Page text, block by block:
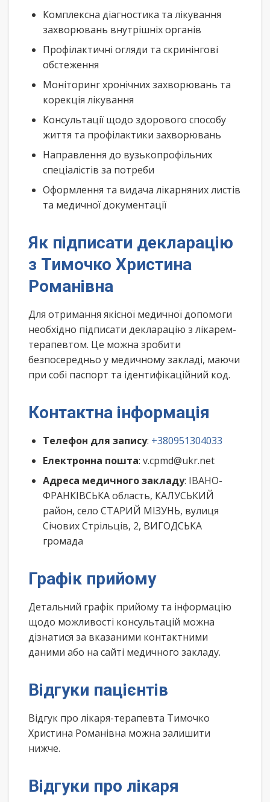
Комплексна діагностика та лікування
захворювань внутрішніх органів
Профілактичні огляди та скринінгові
обстеження
Моніторинг хронічних захворювань та
корекція лікування
Консультації щодо здорового способу
життя та профілактики захворювань
Направлення до вузькопрофільних
спеціалістів за потреби
Оформлення та видача лікарняних листів
та медичної документації
Як підписати декларацію
з Тимочко Христина
Романівна
Для отримання якісної медичної допомоги
необхідно підписати декларацію з лікарем-
терапевтом. Це можна зробити
безпосередньо у медичному закладі, маючи
при собі паспорт та ідентифікаційний код.
Контактна інформація
Телефон для запису: +380951304033
Електронна пошта: v.cpmd@ukr.net
Адреса медичного закладу: ІВАНО-
ФРАНКІВСЬКА область, КАЛУСЬКИЙ
район, село СТАРИЙ МІЗУНЬ, вулиця
Січових Стрільців, 2, ВИГОДСЬКА
громада
Графік прийому
Детальний графік прийому та інформацію
щодо можливості консультацій можна
дізнатися за вказаними контактними
даними або на сайті медичного закладу.
Відгуки пацієнтів
Відгук про лікаря-терапевта Тимочко
Христина Романівна можна залишити
нижче.
Відгуки про лікаря